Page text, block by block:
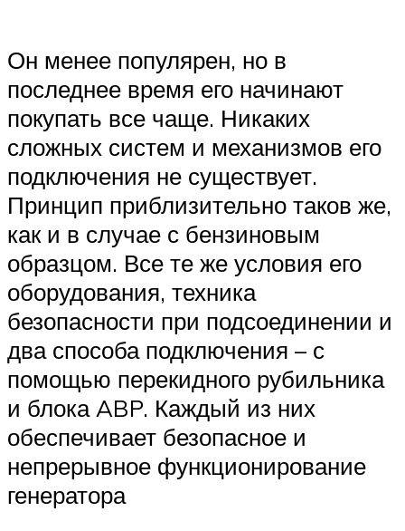
Он менее популярен, но в
последнее время его начинают
покупать все чаще. Никаких
сложных систем и механизмов его
подключения не существует.
Принцип приблизительно таков же,
как и в случае с бензиновым
образцом. Все те же условия его
оборудования, техника
безопасности при подсоединении и
два способа подключения – с
помощью перекидного рубильника
и блока ABP. Каждый из них
обеспечивает безопасное и
непрерывное функционирование
генератора